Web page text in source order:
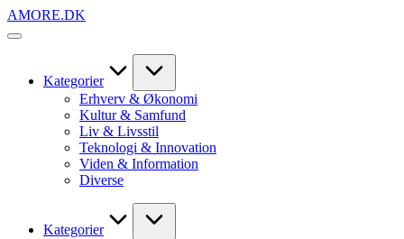
Skip
to
AMORE.DK
For
Kategorier
Erhverv & Økonomi
Kultur & Samfund
Liv & Livsstil
Teknologi & Innovation
Viden & Information
Diverse
Kategorier